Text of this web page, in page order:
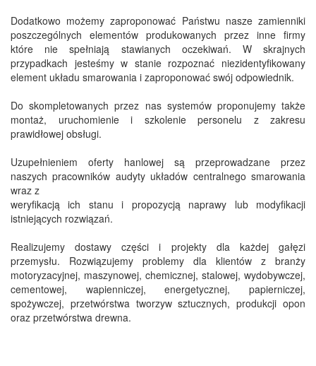
Dodatkowo możemy zaproponować Państwu nasze zamienniki
poszczególnych elementów produkowanych przez inne firmy
które nie spełniają stawianych oczekiwań. W skrajnych
przypadkach jesteśmy w stanie rozpoznać niezidentyfikowany
element układu smarowania i zaproponować swój odpowiednik.
Do skompletowanych przez nas systemów proponujemy także
montaż, uruchomienie i szkolenie personelu z zakresu
prawidłowej obsługi.
Uzupełnieniem oferty hanlowej są przeprowadzane przez
naszych pracowników audyty układów centralnego smarowania
wraz z
weryfikacją ich stanu i propozycją naprawy lub modyfikacji
istniejących rozwiązań.
Realizujemy dostawy części i projekty dla każdej gałęzi
przemysłu. Rozwiązujemy problemy dla klientów z branży
motoryzacyjnej, maszynowej, chemicznej, stalowej, wydobywczej,
cementowej, wapienniczej, energetycznej, papierniczej,
spożywczej, przetwórstwa tworzyw sztucznych, produkcji opon
oraz przetwórstwa drewna.